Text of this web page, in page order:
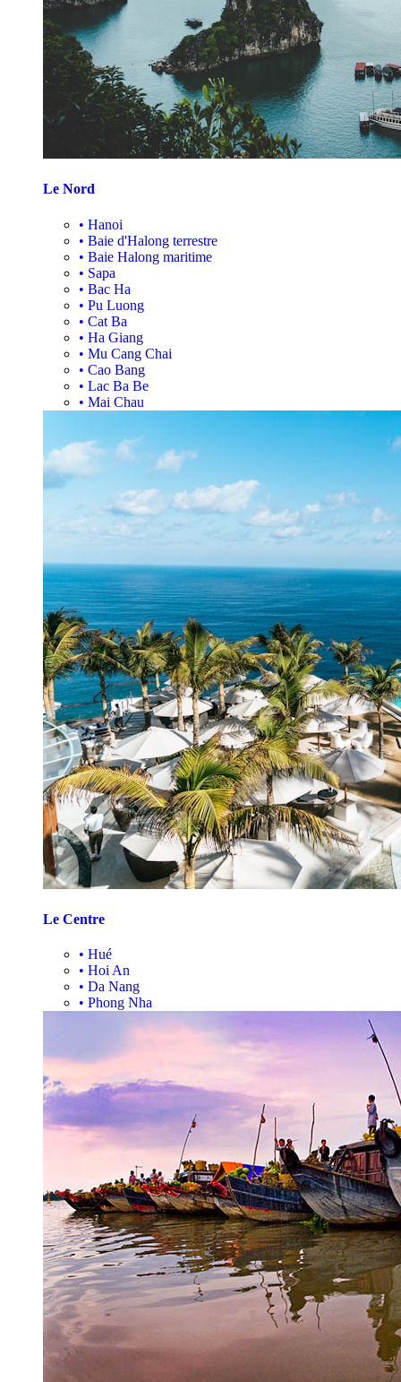
Le Nord
• Hanoi
• Baie d'Halong terrestre
• Baie Halong maritime
• Sapa
• Bac Ha
• Pu Luong
• Cat Ba
• Ha Giang
• Mu Cang Chai
• Cao Bang
• Lac Ba Be
• Mai Chau
Le Centre
• Hué
• Hoi An
• Da Nang
• Phong Nha